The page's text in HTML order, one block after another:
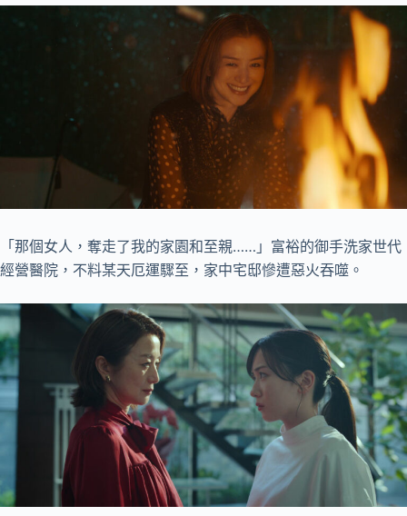
「那個女人，奪走了我的家園和至親……」富裕的御手洗家世代
經營醫院，不料某天厄運驟至，家中宅邸慘遭惡火吞噬。